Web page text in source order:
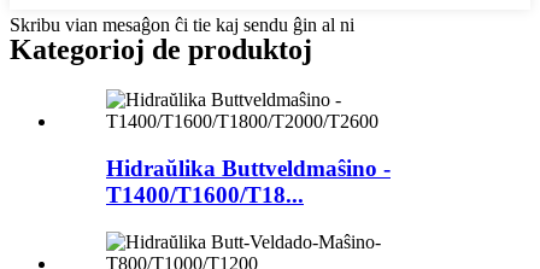
Skribu vian mesaĝon ĉi tie kaj sendu ĝin al ni
Kategorioj de produktoj
Hidraŭlika Buttveldmaŝino -
T1400/T1600/T18...